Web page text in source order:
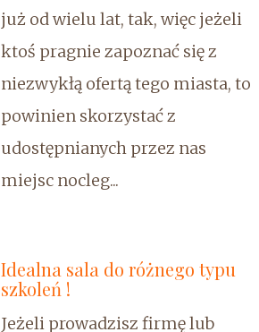
już od wielu lat, tak, więc jeżeli
ktoś pragnie zapoznać się z
niezwykłą ofertą tego miasta, to
powinien skorzystać z
udostępnianych przez nas
miejsc nocleg...
Idealna sala do różnego typu
szkoleń !
Jeżeli prowadzisz firmę lub